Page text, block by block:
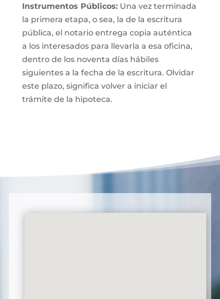
Instrumentos Públicos:Una vez terminada
la primera etapa, o sea, la de la escritura
pública, el notario entrega copia auténtica
a los interesados para llevarla a esa oficina,
dentro de los noventa días hábiles
siguientes a la fecha de la escritura. Olvidar
este plazo, significa volver a iniciar el
trámite de la hipoteca.